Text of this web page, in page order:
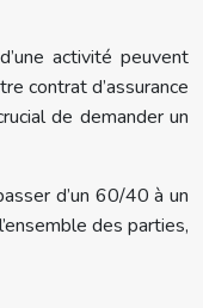
activité peuvent
contrat d’assurance
de demander un
d’un 60/40 à un
des parties,